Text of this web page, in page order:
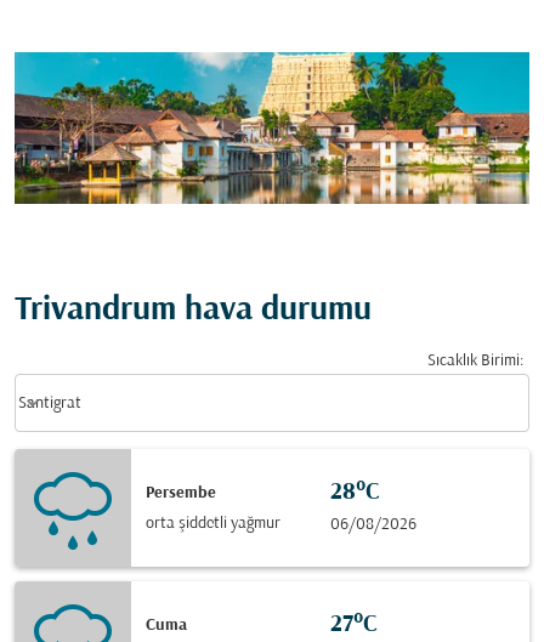
Trivandrum hava durumu
Sıcaklık Birimi:
Santigrat
keyboard_arrow_down
Persembe
orta şiddetli yağmur
28°C
06/08/2026
Cuma
27°C